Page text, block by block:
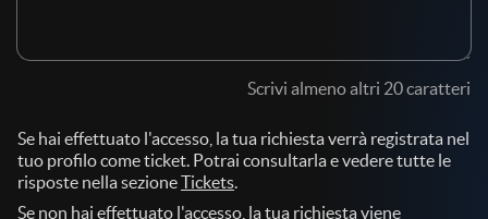
Scrivi almeno altri 20 caratteri
Se hai effettuato l'accesso, la tua richiesta verrà registrata nel
tuo profilo come ticket. Potrai consultarla e vedere tutte le
risposte nella sezioneTickets.
Se non hai effettuato l'accesso, la tua richiesta viene